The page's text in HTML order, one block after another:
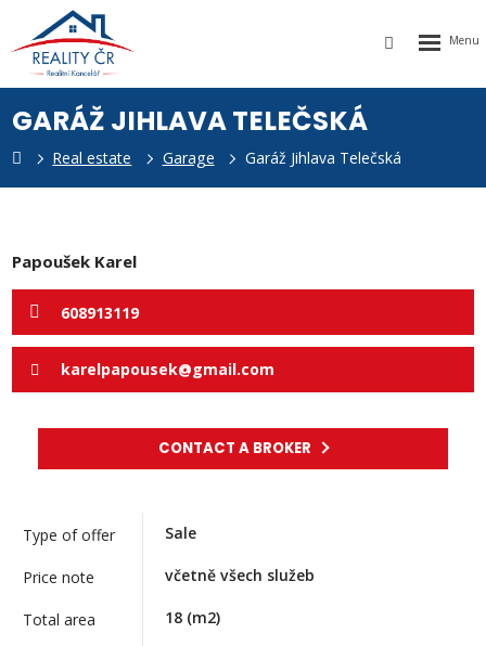
Vyhledávání
GARÁŽ JIHLAVA TELEČSKÁ
Real estate Garage Garáž Jihlava Telečská
Papoušek Karel
608913119
karelpapousek@gmail.com
CONTACT A BROKER
Type of offer Sale
Price note včetně všech služeb
Total area 18 (m2)